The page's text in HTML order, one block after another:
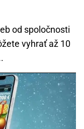
od spoločnosti
vyhrať až 10